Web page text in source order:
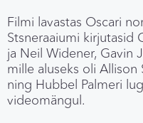
Filmi lavastas Oscari
Stsneraaiumi kirjutasid
ja Neil Widener, Gavin
mille aluseks oli Allison
ning Hubbel Palmeri
videomängul.